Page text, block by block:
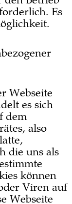
Es
Webseite
es sich
dem
also
die uns als
können
Viren auf
Webseite